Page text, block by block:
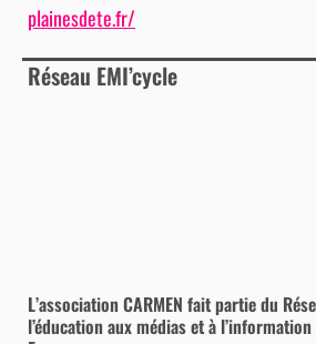
plainesdete.fr/
Réseau EMI’cycle
L’association CARMEN fait partie du
l’éducation aux médias et à